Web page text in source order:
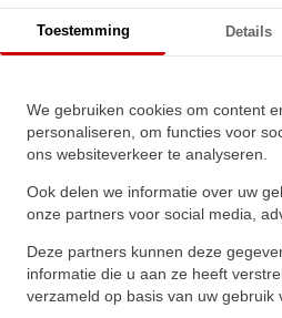
SKF Hoekcontactlager Tweerijig
(60x110x36.5mm)
Toestemming Details
We gebruiken cookies om content
personaliseren, om functies voor
ons websiteverkeer te analyseren.
Ook delen we informatie over uw
onze partners voor social media,
Deze partners kunnen deze
informatie die u aan ze heeft
verzameld op basis van uw gebruik
SKF
3212 A TN9
★★★★
★★★★